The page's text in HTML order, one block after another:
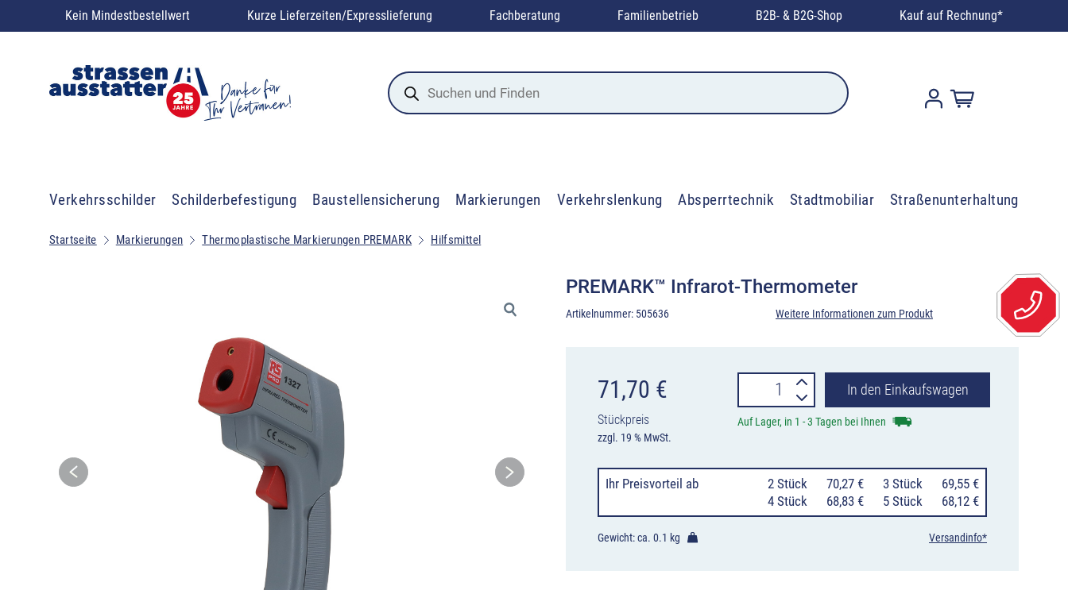
Kein Mindestbestellwert Kurze Lieferzeiten/Expresslieferung Fachberatung Familienbetrieb B2B- & B2G-Shop Kauf auf Rechnung*
Products
search
Verkehrsschilder Schilderbefestigung Baustellensicherung Markierungen Verkehrslenkung Absperrtechnik Stadtmobiliar Straßenunterhaltung
Startseite Markierungen Thermoplastische Markierungen PREMARK Hilfsmittel
PREMARK™ Infrarot-Thermometer
Artikelnummer: 505636 Weitere Informationen zum Produkt
71,70 €
Stückpreis
zzgl. 19 % MwSt.
PREMARK™
Infrarot-
Menge
In den Einkaufswagen
Auf Lager, in 1 - 3 Tagen bei Ihnen
Ihr Preisvorteil ab 2 Stück 70,27 € 3 Stück
69,55 €
4 Stück 68,83 € 5 Stück 68,12 €
Gewicht: ca. 0.1 kg Versandinfo*